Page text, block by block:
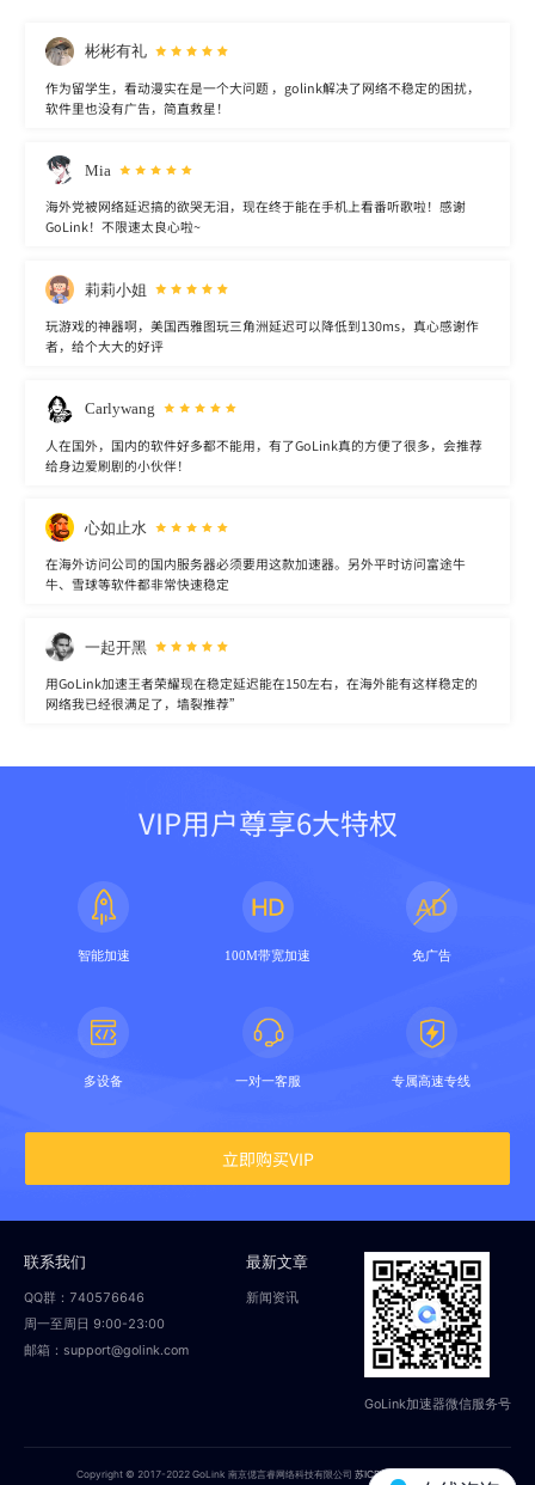
彬彬有礼
作为留学生，看动漫实在是一个大问题 ，golink解决了网络不稳定的困扰，
软件里也没有广告，简直救星！
Mia
海外党被网络延迟搞的欲哭无泪，现在终于能在手机上看番听歌啦！感谢
GoLink！不限速太良心啦~
莉莉小姐
玩游戏的神器啊，美国西雅图玩三角洲延迟可以降低到130ms，真心感谢作
者，给个大大的好评
Carlywang
人在国外，国内的软件好多都不能用，有了GoLink真的方便了很多，会推荐
给身边爱刷剧的小伙伴！
心如止水
在海外访问公司的国内服务器必须要用这款加速器。另外平时访问富途牛
牛、雪球等软件都非常快速稳定
一起开黑
用GoLink加速王者荣耀现在稳定延迟能在150左右，在海外能有这样稳定的
网络我已经很满足了，墙裂推荐”
VIP用户尊享6大特权
智能加速 100M带宽加速 免广告
多设备 一对一客服 专属高速专线
立即购买VIP
联系我们
QQ群：740576646
周一至周日 9:00-23:00
邮箱：support@golink.com
最新文章
新闻资讯
GoLink加速器微信服务号
Copyright © 2017-2022 GoLink 南京偲言睿网络科技有限公司苏ICP备18014251号-2